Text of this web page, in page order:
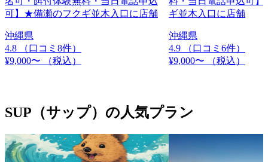
可】★備瀬のフクギ並木入口に店舗
沖縄県
4.8
（口コミ8件）
¥9,000〜
（税込）
ギ並木入口に店舗
沖縄県
4.9
（口コミ6件）
¥9,000〜
（税込）
SUP（サップ）の人気プラン